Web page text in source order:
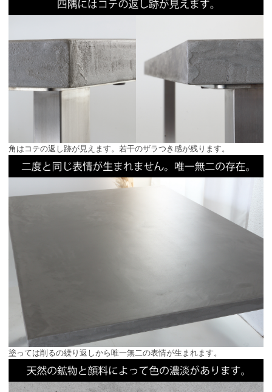
角はコテの返し跡が見えます。若干のザラつき感が残ります。
塗っては削るの繰り返しから唯一無二の表情が生まれます。